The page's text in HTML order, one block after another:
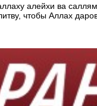
алейхи ва
чтобы Аллах